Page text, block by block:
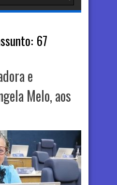
67
e
Melo, aos